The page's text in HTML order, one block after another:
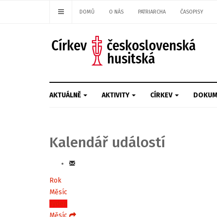
DOMŮ O NÁS PATRIARCHA ČASOPISY
AKTUÁLNĚ AKTIVITY CÍRKEV
Kalendář událostí
Rok
Měsíc
Týden
Měsíc